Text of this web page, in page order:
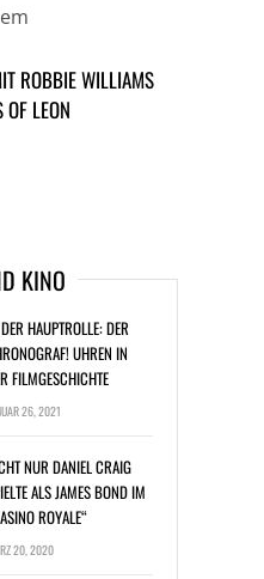
BRAND
FÜR JAMELIA
ROBBIE WILLIAMS
LEON
KINO
HAUPTROLLE: DER
UHREN IN
FILMGESCHICHTE
26, 2021
NUR DANIEL CRAIG
ALS JAMES BOND IM
ROYALE“
20, 2020